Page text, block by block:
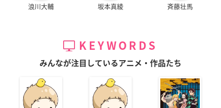
浪川大輔 坂本真綾 斉藤壮馬
KEYWORDS
みんなが注目しているアニメ・作品たち